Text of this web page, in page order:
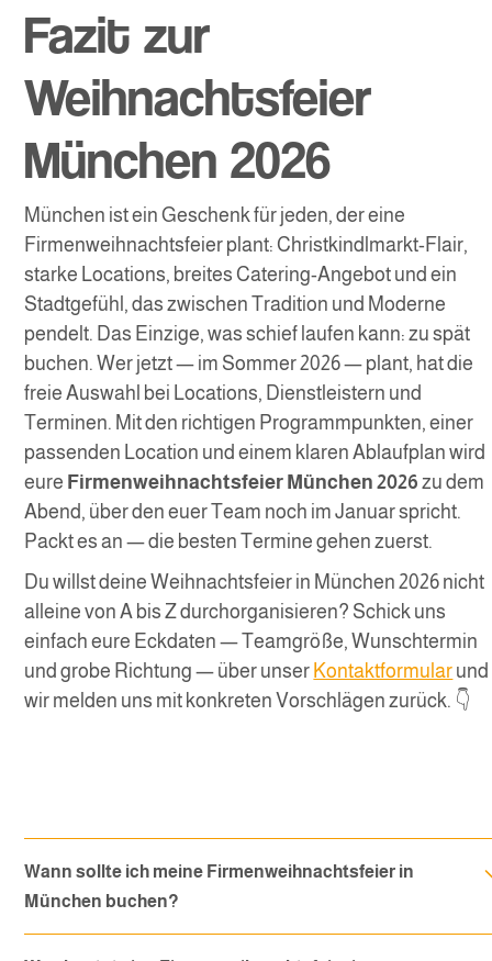
Fazit zur
Weihnachtsfeier
München 2026
München ist ein Geschenk für jeden, der eine
Firmenweihnachtsfeier plant: Christkindlmarkt-Flair,
starke Locations, breites Catering-Angebot und ein
Stadtgefühl, das zwischen Tradition und Moderne
pendelt. Das Einzige, was schief laufen kann: zu spät
buchen. Wer jetzt — im Sommer 2026 — plant, hat die
freie Auswahl bei Locations, Dienstleistern und
Terminen. Mit den richtigen Programmpunkten, einer
passenden Location und einem klaren Ablaufplan wird
eure Firmenweihnachtsfeier München 2026 zu dem
Abend, über den euer Team noch im Januar spricht.
Packt es an — die besten Termine gehen zuerst.
Du willst deine Weihnachtsfeier in München 2026 nicht
alleine von A bis Z durchorganisieren? Schick uns
einfach eure Eckdaten — Teamgröße, Wunschtermin
und grobe Richtung — über unser Kontaktformular und
wir melden uns mit konkreten Vorschlägen zurück. 👇
Wann sollte ich meine Firmenweihnachtsfeier in
München buchen?